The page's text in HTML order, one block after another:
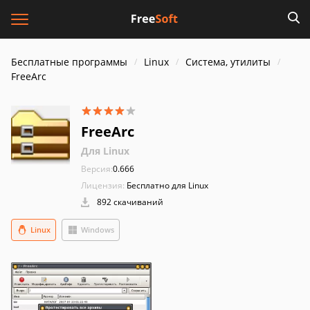
Бесплатные программы Linux
Система, утилиты
FreeArc
FreeArc
Для Linux
Версия:0.666
Лицензия: Бесплатно для Linux
892 скачиваний
Windows
Linux